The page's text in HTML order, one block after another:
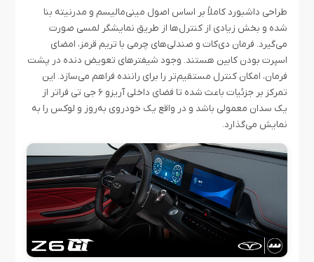
طراحی داشبورد کاملاً بر اساس اصول مینی‌مالیسم و مدرنیته بنا
شده و بخش زیادی از کنترل‌ها از طریق نمایشگر لمسی صورت
می‌گیرد. فرمان دی‌کات و صندلی‌های چرمی با تریم قرمز، امضای
اسپرت بودن کابین هستند. وجود شیفترهای تعویض دنده در پشت
فرمان، امکان کنترل مستقیم‌تر را برای راننده فراهم می‌سازد. این
تمرکز بر جزئیات باعث شده تا فضای داخلی آریزو ۶ جی تی فراتر از
یک سدان معمولی باشد و در واقع یک خودروی به‌روز و لوکس را به
نمایش می‌گذارد.